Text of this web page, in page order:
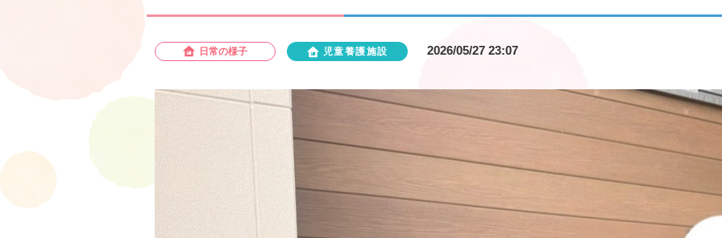
日常の様子 児童養護施設 2026/05/27 23:07